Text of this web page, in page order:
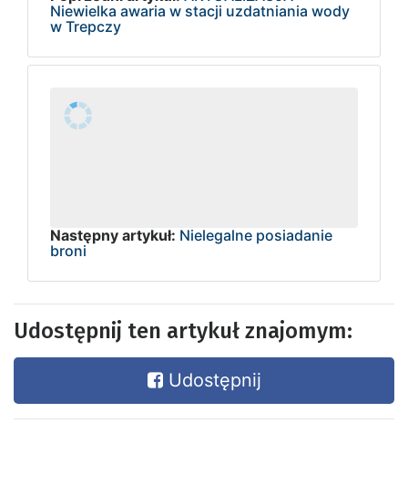
Niewielka awaria w stacji uzdatniania wody
w Trepczy
Następny artykuł: Nielegalne posiadanie
broni
Udostępnij ten artykuł znajomym:
Udostępnij